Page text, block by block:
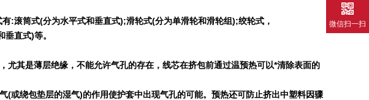
有:滚筒式(分为水平式和垂直式);滑轮式(分为单滑轮和滑轮组);绞轮式，
垂直式)等。
尤其是薄层绝缘，不能允许气孔的存在，线芯在挤包前通过温预热可以*清除表面的
(或绕包垫层的湿气)的作用使护套中出现气孔的可能。预热还可防止挤出中塑料因骤
微信扫一扫